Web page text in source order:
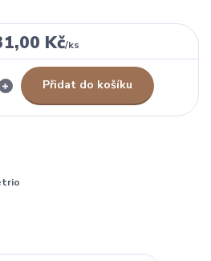
Kč/ks
Přidat do košíku